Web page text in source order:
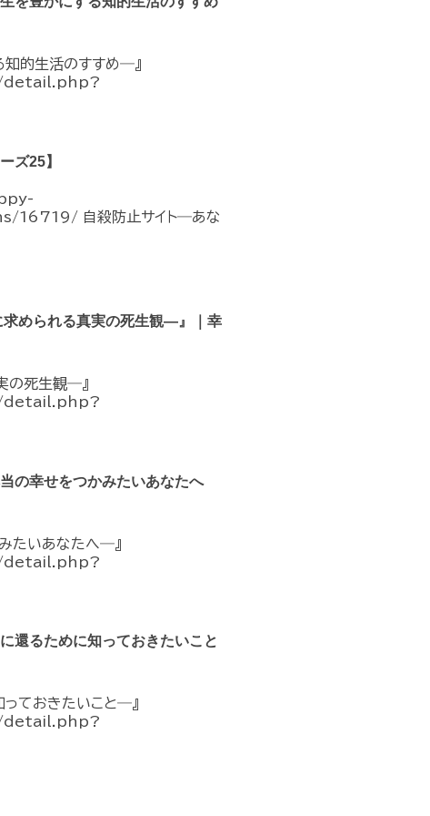
的生活のすすめ―』
ズ25】
自殺防止サイト―あな
められる真実の死生観―』｜幸
の死生観―』
の幸せをつかみたいあなたへ
たいあなたへ―』
還るために知っておきたいこと
ておきたいこと―』